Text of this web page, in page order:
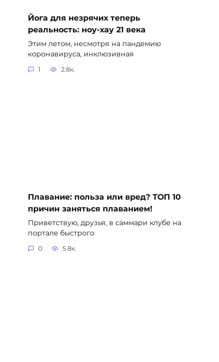
Йога для незрячих теперь
реальность: ноу-хау 21 века
Этим летом, несмотря на пандемию
коронавируса, инклюзивная
1 2.8к.
Плавание: польза или вред? ТОП 10
причин заняться плаванием!
Приветствую, друзья, в саммари клубе на
портале быстрого
0 5.8к.